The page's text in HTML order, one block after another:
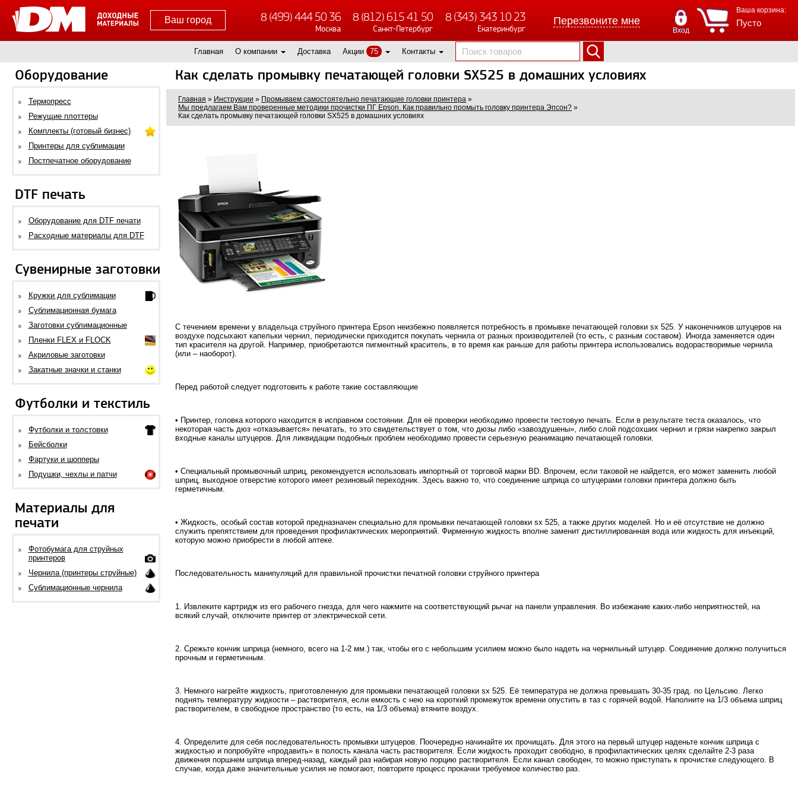
Ваш город 8 (499) 444 50 36
Москва
8 (812) 615 41 50
Санкт-Петербург
8 (343) 343 10 23
Екатеринбург
Перезвоните мне
Ваша корзина:
Пусто
Вход
Главная О компании Доставка Акции 75 Контакты
Оборудование
Термопресс
Режущие плоттеры
Комплекты (готовый бизнес)
Принтеры для сублимации
Постпечатное оборудование
DTF печать
Оборудование для DTF печати
Расходные материалы для DTF
Сувенирные заготовки
Кружки для сублимации
Сублимационная бумага
Заготовки сублимационные
Пленки FLEX и FLOCK
Акриловые заготовки
Закатные значки и станки
Футболки и текстиль
Футболки и толстовки
Бейсболки
Фартуки и шопперы
Подушки, чехлы и патчи
Материалы для
печати
Фотобумага для струйных
принтеров
Чернила (принтеры струйные)
Сублимационные чернила
Как сделать промывку печатающей головки SX525 в домашних условиях
Главная » Инструкции » Промываем самостоятельно печатающие головки принтера »
Мы предлагаем Вам проверенные методики прочистки ПГ Epson. Как правильно промыть головку принтера Эпсон? »
Как сделать промывку печатающей головки SX525 в домашних условиях
С течением времени у владельца струйного принтера Epson неизбежно появляется потребность в промывке печатающей головки sx 525. У наконечников штуцеров на
воздухе подсыхают капельки чернил, периодически приходится покупать чернила от разных производителей (то есть, с разным составом). Иногда заменяется один
тип красителя на другой. Например, приобретаются пигментный краситель, в то время как раньше для работы принтера использовались водорастворимые чернила
(или – наоборот).
Перед работой следует подготовить к работе такие составляющие
• Принтер, головка которого находится в исправном состоянии. Для её проверки необходимо провести тестовую печать. Если в результате теста оказалось, что
некоторая часть дюз «отказывается» печатать, то это свидетельствует о том, что дюзы либо «завоздушены», либо слой подсохших чернил и грязи накрепко закрыл
входные каналы штуцеров. Для ликвидации подобных проблем необходимо провести серьезную реанимацию печатающей головки.
• Специальный промывочный шприц, рекомендуется использовать импортный от торговой марки BD. Впрочем, если таковой не найдется, его может заменить любой
шприц, выходное отверстие которого имеет резиновый переходник. Здесь важно то, что соединение шприца со штуцерами головки принтера должно быть
герметичным.
• Жидкость, особый состав которой предназначен специально для промывки печатающей головки sx 525, а также других моделей. Но и её отсутствие не должно
служить препятствием для проведения профилактических мероприятий. Фирменную жидкость вполне заменит дистиллированная вода или жидкость для инъекций,
которую можно приобрести в любой аптеке.
Последовательность манипуляций для правильной прочистки печатной головки струйного принтера
1. Извлеките картридж из его рабочего гнезда, для чего нажмите на соответствующий рычаг на панели управления. Во избежание каких-либо неприятностей, на
всякий случай, отключите принтер от электрической сети.
2. Срежьте кончик шприца (немного, всего на 1-2 мм.) так, чтобы его с небольшим усилием можно было надеть на чернильный штуцер. Соединение должно получиться
прочным и герметичным.
3. Немного нагрейте жидкость, приготовленную для промывки печатающей головки sx 525. Её температура не должна превышать 30-35 град. по Цельсию. Легко
поднять температуру жидкости – растворителя, если емкость с нею на короткий промежуток времени опустить в таз с горячей водой. Наполните на 1/3 объема шприц
растворителем, в свободное пространство (то есть, на 1/3 объема) втяните воздух.
4. Определите для себя последовательность промывки штуцеров. Поочередно начинайте их прочищать. Для этого на первый штуцер наденьте кончик шприца с
жидкостью и попробуйте «продавить» в полость канала часть растворителя. Если жидкость проходит свободно, в профилактических целях сделайте 2-3 раза
движения поршнем шприца вперед-назад, каждый раз набирая новую порцию растворителя. Если канал свободен, то можно приступать к прочистке следующего. В
случае, когда даже значительные усилия не помогают, повторите процесс прокачки требуемое количество раз.